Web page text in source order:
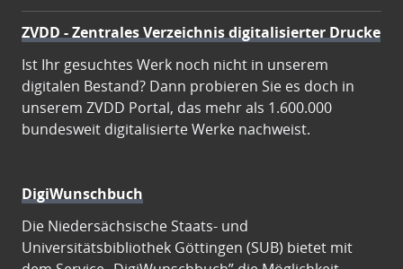
ZVDD - Zentrales Verzeichnis digitalisierter Drucke
Ist Ihr gesuchtes Werk noch nicht in unserem
digitalen Bestand? Dann probieren Sie es doch in
unserem ZVDD Portal, das mehr als 1.600.000
bundesweit digitalisierte Werke nachweist.
DigiWunschbuch
Die Niedersächsische Staats- und
Universitätsbibliothek Göttingen (SUB) bietet mit